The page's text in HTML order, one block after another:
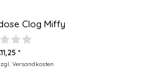
Clog Miffy
*
Versandkosten